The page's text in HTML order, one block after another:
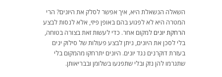
השאלה הנשאלת היא, איך אפשר לסלק את היונים? הרי
המטרה היא לא לפגוע בהם באופן פיזי, אלא לנסות לבצע
הרחקת יוניםלמקום אחר. כדי לעשות זאת בצורה בטוחה,
בלי לסכן את היונים, ניתן לבצע פעולות של סילוק ינים
בעזרת דוקרנים נגד יונים. היונים יתרחקו מהמקום בלי
שתגרמו להן נזק ובלי שתפגעו בשלומן ובבריאותן.